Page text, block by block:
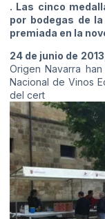
. Las cinco
por bodegas de
premiada en la
24 de junio de
Origen Navarra
Nacional de Vinos
del cert